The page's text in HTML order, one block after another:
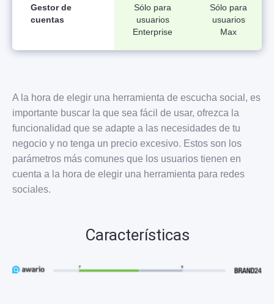
Gestor de
cuentas
Sólo para
usuarios
Enterprise
Sólo para
usuarios
Max
A la hora de elegir una herramienta de escucha social, es
importante buscar la que sea fácil de usar, ofrezca la
funcionalidad que se adapte a las necesidades de tu
negocio y no tenga un precio excesivo. Estos son los
parámetros más comunes que los usuarios tienen en
cuenta a la hora de elegir una herramienta para redes
sociales.
Características